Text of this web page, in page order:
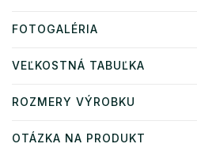
FOTOGALÉRIA
VEĽKOSTNÁ TABUĽKA
ROZMERY VÝROBKU
OTÁZKA NA PRODUKT